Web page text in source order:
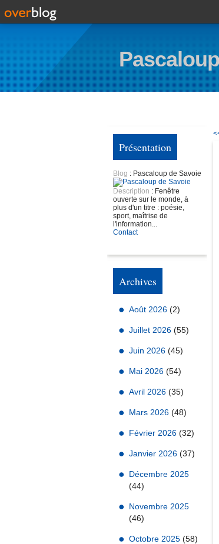
Présentation
Blog : Pascaloup de Savoie
Description : Fenêtre
ouverte sur le monde, à
plus d'un titre : poésie,
sport, maîtrise de
l'information...
Contact
Archives
Août 2026 (2)
Juillet 2026 (55)
Juin 2026 (45)
Mai 2026 (54)
Avril 2026 (35)
Mars 2026 (48)
Février 2026 (32)
Janvier 2026 (37)
Décembre 2025
(44)
Novembre 2025
(46)
Octobre 2025 (58)